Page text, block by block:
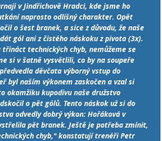
v Jindřichově Hradci, kde jsme ho
naprosto odlišný charakter. Opět
o šest branek, a sice z důvodu, že naše
gól ani z čistého náskoku z pivota (3x).
technických chyb, nemůžeme se
si v šatně vysvětlili, co by na soupeře
děvčata výborný vstup do
byl naším výkonem zaskočen a vzal si
okamžiku kupodivu naše družstvo
o pět gólů. Tento náskok už si do
odvedly dobrý výkon: Hořáková v
pět branek. Ještě je potřeba zmínit,
chyb," konstatují trenéři Petr